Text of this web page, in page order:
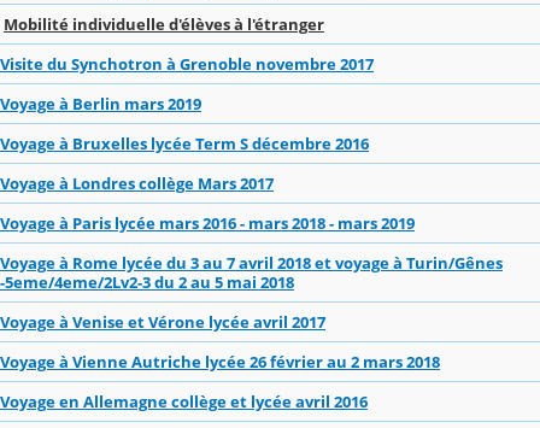
Mobilité individuelle d'élèves à l'étranger
Visite du Synchotron à Grenoble novembre 2017
Voyage à Berlin mars 2019
Voyage à Bruxelles lycée Term S décembre 2016
Voyage à Londres collège Mars 2017
Voyage à Paris lycée mars 2016 - mars 2018 - mars 2019
Voyage à Rome lycée du 3 au 7 avril 2018 et voyage à Turin/Gênes
-5eme/4eme/2Lv2-3 du 2 au 5 mai 2018
Voyage à Venise et Vérone lycée avril 2017
Voyage à Vienne Autriche lycée 26 février au 2 mars 2018
Voyage en Allemagne collège et lycée avril 2016